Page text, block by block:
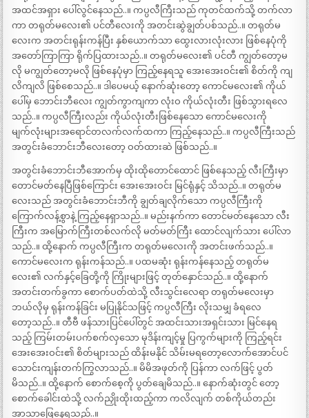
အထင်အရှား ပေါ်လွင်နေသည်..။ ကပ္ပလီကြီးသည် ကုတင်ထက်သို့ တက်လာ
ကာ တရုတ်မလေး၏ ပင်တီလေးကို အတင်းဆွဲချွတ်ပစ်သည်..။ တရုတ်မ
လေးက အတင်းရုန်းကန်ပြီး နှစ်ယောက်သာ ထွေးလားလုံးလား ဖြစ်နေပုံကို
အတော်ကြာကြာ ရိုက်ပြထားသည်..။ တရုတ်မလေး၏ ပင်တီ ကျွတ်တော့မ
လို မကျွတ်တော့မလို ဖြစ်နေပုံမှာ ကြည့်နေရသူ အေးအေးဝင်း၏ စိတ်ကို ကျ
လိကျလိ ဖြစ်စေသည်..။ ဒါပေမယ့် နောက်ဆုံးတော့ ကောင်မလေး၏ ကိုယ်
ပေါ်မှ ဘောင်းဘီလေး ကျွတ်ကွာကျကာ လုံးဝ ကိုယ်လုံးတီး ဖြစ်သွားရလေ
သည်..။ ကပ္ပလီကြီးလည်း ကိုယ်လုံးတီးဖြစ်နေသော ကောင်မလေးကို
မျက်လုံးများအရောင်တလက်လက်ထကာ ကြည့်နေသည်..။ ကပ္ပလီကြီးသည်
အတွင်းခံဘောင်းဘီလေးတော့ ဝတ်ထားဆဲ ဖြစ်သည်..။
အတွင်းခံဘောင်းဘီအောက်မှ ထိုးထိုတောင်ထောင် ဖြစ်နေသည့် လီးကြီးမှာ
တောင်မတ်နေပြီဖြစ်ကြောင်း အေးအေးဝင်း မြင်ရုံနှင့် သိသည်..။ တရုတ်မ
လေးသည် အတွင်းခံဘောင်းဘီကို ချွတ်ချလိုက်သော ကပ္ပလီကြီးကို
ကြောက်လန့်စွာနဲ့ ကြည့်နေရှာသည်..။ မည်းနက်ကာ တောင်မတ်နေသော လီး
ကြီးက အမြောက်ကြီးတစ်လက်လို မတ်မတ်ကြီး ထောင်လျက်သား ပေါ်လာ
သည်..။ ထို့နောက် ကပ္ပလီကြီးက တရုတ်မလေးကို အတင်းဖက်သည်..။
ကောင်မလေးက ရုန်းကန်သည်..။ ပထမဆုံး ရုန်းကန်နေသည့် တရုတ်မ
လေး၏ လက်နှင့်ခြေတို့ကို ကြိုးများဖြင့် တုတ်နှောင်သည်..။ ထို့နောက်
အတင်းတက်ခွကာ စောက်ပတ်ထဲသို့ လီးသွင်းလေရာ တရုတ်မလေးမှာ
ဘယ်လိုမှ ရုန်းကန်ခြင်း မပြုနိုင်သဖြင့် ကပ္ပလီကြီး လိုးသမျှ ခံရလေ
တော့သည်..။ တီဗီ ဖန်သားပြင်ပေါ်တွင် အထင်းသားအရှင်းသား မြင်နေရ
သည့် ကြမ်းတမ်းပက်စက်လှသော မုဒိန်းကျင့်မှု ပြကွက်များကို ကြည့်ရင်း
အေးအေးဝင်း၏ စိတ်များသည် ထိန်းမနိုင် သိမ်းမရတော့လောက်အောင်ပင်
သောင်းကျန်းတက်ကြွလာသည်..။ မိမိအဖုတ်ကို ပြန်ကာ လက်ဖြင့် ပွတ်
မိသည်..။ ထို့နောက် စောက်စေ့ကို ပွတ်ချေမိသည်..။ နောက်ဆုံးတွင် တော့
စောက်ခေါင်းထဲသို့ လက်ညှိုးထိုးထည့်ကာ ကလိလျက် တစ်ကိုယ်တည်း
အာသာဖြေနေရသည်..။